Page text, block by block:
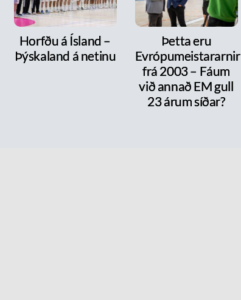
Horfðu á Ísland –
Þýskaland á netinu
Þetta eru
Evrópumeistararnir
frá 2003 – Fáum
við annað EM gull
23 árum síðar?